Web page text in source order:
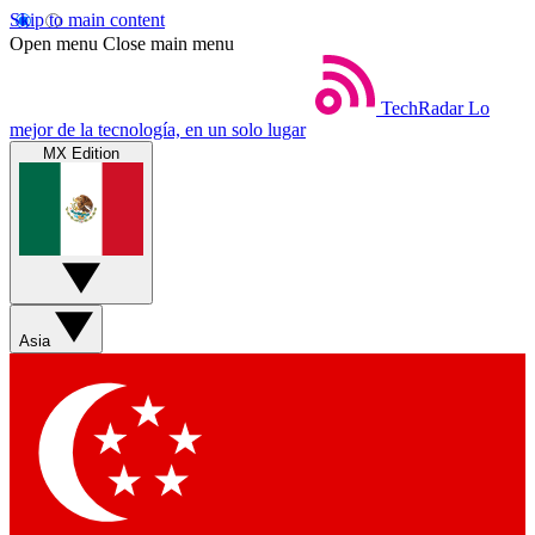
Skip to main content
Open menu Close main menu
TechRadar Lo
mejor de la tecnología, en un solo lugar
MX Edition
Asia